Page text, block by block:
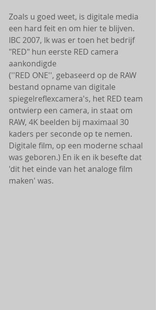
Zoals u goed weet, is digitale media
een hard feit en om hier te blijven.
IBC 2007, Ik was er toen het bedrijf
"RED" hun eerste RED camera
aankondigde
(''RED ONE'', gebaseerd op de RAW
bestand opname van digitale
spiegelreflexcamera's, het RED team
ontwierp een camera, in staat om
RAW, 4K beelden bij maximaal 30
kaders per seconde op te nemen.
Digitale film, op een moderne schaal
was geboren.) En ik en ik besefte dat
'dit het einde van het analoge film
maken' was.